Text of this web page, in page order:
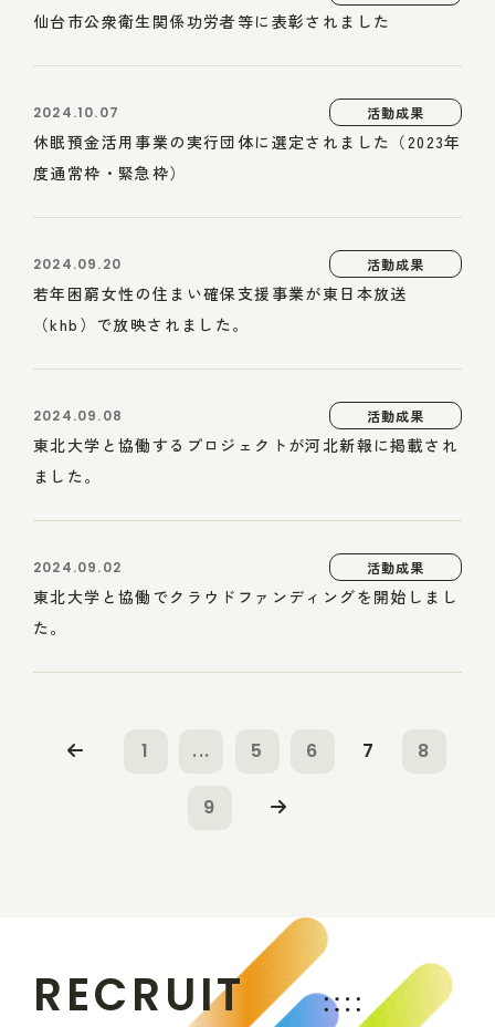
仙台市公衆衛生関係功労者等に表彰されました
2024.10.07 活動成果
休眠預金活用事業の実行団体に選定されました（2023年
度通常枠・緊急枠）
2024.09.20 活動成果
若年困窮女性の住まい確保支援事業が東日本放送
（khb）で放映されました。
2024.09.08 活動成果
東北大学と協働するプロジェクトが河北新報に掲載され
ました。
2024.09.02 活動成果
東北大学と協働でクラウドファンディングを開始しまし
た。
1 ... 5 6 7 8
9
RECRUIT